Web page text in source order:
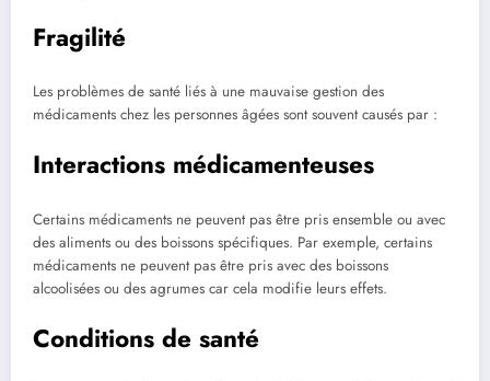
Fragilité
Les problèmes de santé liés à une mauvaise gestion des
médicaments chez les personnes âgées sont souvent causés par :
Interactions médicamenteuses
Certains médicaments ne peuvent pas être pris ensemble ou avec
des aliments ou des boissons spécifiques. Par exemple, certains
médicaments ne peuvent pas être pris avec des boissons
alcoolisées ou des agrumes car cela modifie leurs effets.
Conditions de santé